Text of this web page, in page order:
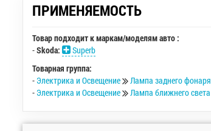
ПРИМЕНЯЕМОСТЬ
Товар подходит к маркам/моделям авто :
-Skoda:
Superb
Товарная группа:
- Электрика и Освещение
Лампа заднего фонаря
- Электрика и Освещение Лампа ближнего света